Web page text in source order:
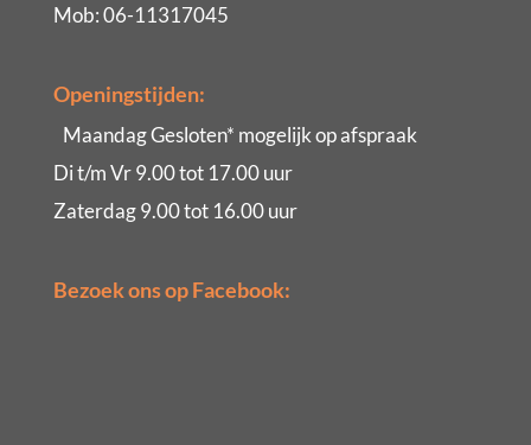
Mob: 06-11317045
Openingstijden:
Maandag Gesloten* mogelijk op afspraak
Di t/m Vr 9.00 tot 17.00 uur
Zaterdag 9.00 tot 16.00 uur
Bezoek ons op Facebook: